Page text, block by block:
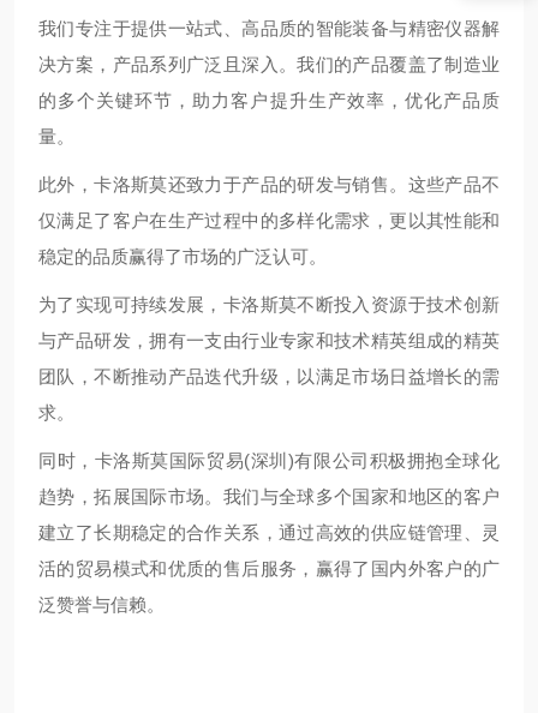
我们专注于提供一站式、高品质的智能装备与精密仪器解
决方案，产品系列广泛且深入。我们的产品覆盖了制造业
的多个关键环节，助力客户提升生产效率，优化产品质
量。
此外，卡洛斯莫还致力于产品的研发与销售。这些产品不
仅满足了客户在生产过程中的多样化需求，更以其性能和
稳定的品质赢得了市场的广泛认可。
为了实现可持续发展，卡洛斯莫不断投入资源于技术创新
与产品研发，拥有一支由行业专家和技术精英组成的精英
团队，不断推动产品迭代升级，以满足市场日益增长的需
求。
同时，卡洛斯莫国际贸易(深圳)有限公司积极拥抱全球化
趋势，拓展国际市场。我们与全球多个国家和地区的客户
建立了长期稳定的合作关系，通过高效的供应链管理、灵
活的贸易模式和优质的售后服务，赢得了国内外客户的广
泛赞誉与信赖。